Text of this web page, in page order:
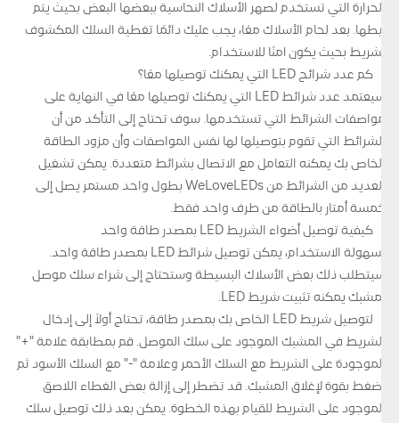
الحرارة التي تستخدم لصهر الأسلاك النحاسية ببعضها البعض بحيث يتم
ربطها. بعد لحام الأسلاك معًا، يجب عليك دائمًا تغطية السلك المكشوف
بشريط بحيث يكون آمنًا للاستخدام.
كم عدد شرائح LED التي يمكنك توصيلها معًا؟
سيعتمد عدد شرائط LED التي يمكنك توصيلها معًا في النهاية على
مواصفات الشرائط التي تستخدمها. سوف تحتاج إلى التأكد من أن
الشرائط التي تقوم بتوصيلها لها نفس المواصفات وأن مزود الطاقة
الخاص بك يمكنه التعامل مع الاتصال بشرائط متعددة. يمكن تشغيل
العديد من الشرائط من WeLoveLEDs بطول واحد مستمر يصل إلى
خمسة أمتار بالطاقة من طرف واحد فقط.
كيفية توصيل أضواء الشريط LED بمصدر طاقة واحد
لسهولة الاستخدام، يمكن توصيل شرائط LED بمصدر طاقة واحد.
سيتطلب ذلك بعض الأسلاك البسيطة وستحتاج إلى شراء سلك موصل
بمشبك يمكنه تثبيت شريط LED.
لتوصيل شريط LED الخاص بك بمصدر طاقة، تحتاج أولاً إلى إدخال
الشريط في المشبك الموجود على سلك الموصل. قم بمطابقة علامة "+"
الموجودة على الشريط مع السلك الأحمر وعلامة "-" مع السلك الأسود ثم
اضغط بقوة لإغلاق المشبك. قد تضطر إلى إزالة بعض الغطاء اللاصق
الموجود على الشريط للقيام بهذه الخطوة. يمكن بعد ذلك توصيل سلك